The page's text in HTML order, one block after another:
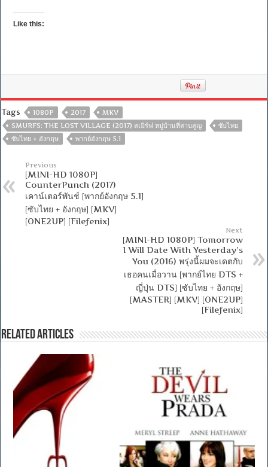
Like this:
Tags 1080P 2017
MKV
SMURFS: THE LOST VILLAGE (2017) สเมิร์ฟ หมู่บ้านที่สาบสูญ
ซับไทย
ซับไทย + อังกฤษ
พากย์อังกฤษ 5.1
Previous
[MINI-HD 1080P]
CounterPunch (2017)
เคาน์เตอร์พันช์ [พากย์อังกฤษ 5.1]
[ซับไทย + อังกฤษ] [MKV]
[ONE2UP] [Filefenix]
Next
[MINI-HD 1080P] Tomorrow
I Will Date With Yesterday’s
You (2016) พรุ่งนี้ผมจะเดตกับ
เธอคนเมื่อวาน [พากย์ไทย DTS +
ญี่ปุ่น DTS] [ซับไทย + อังกฤษ]
[MASTER] [MKV] [ONE2UP]
[Filefenix]
Related Articles